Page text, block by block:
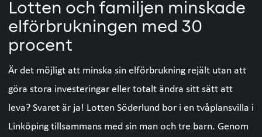
Lotten och familjen minskade
elförbrukningen med 30
procent
Är det möjligt att minska sin elförbrukning rejält utan att
göra stora investeringar eller totalt ändra sitt sätt att
leva? Svaret är ja! Lotten Söderlund bor i en tvåplansvilla i
Linköping tillsammans med sin man och tre barn. Genom